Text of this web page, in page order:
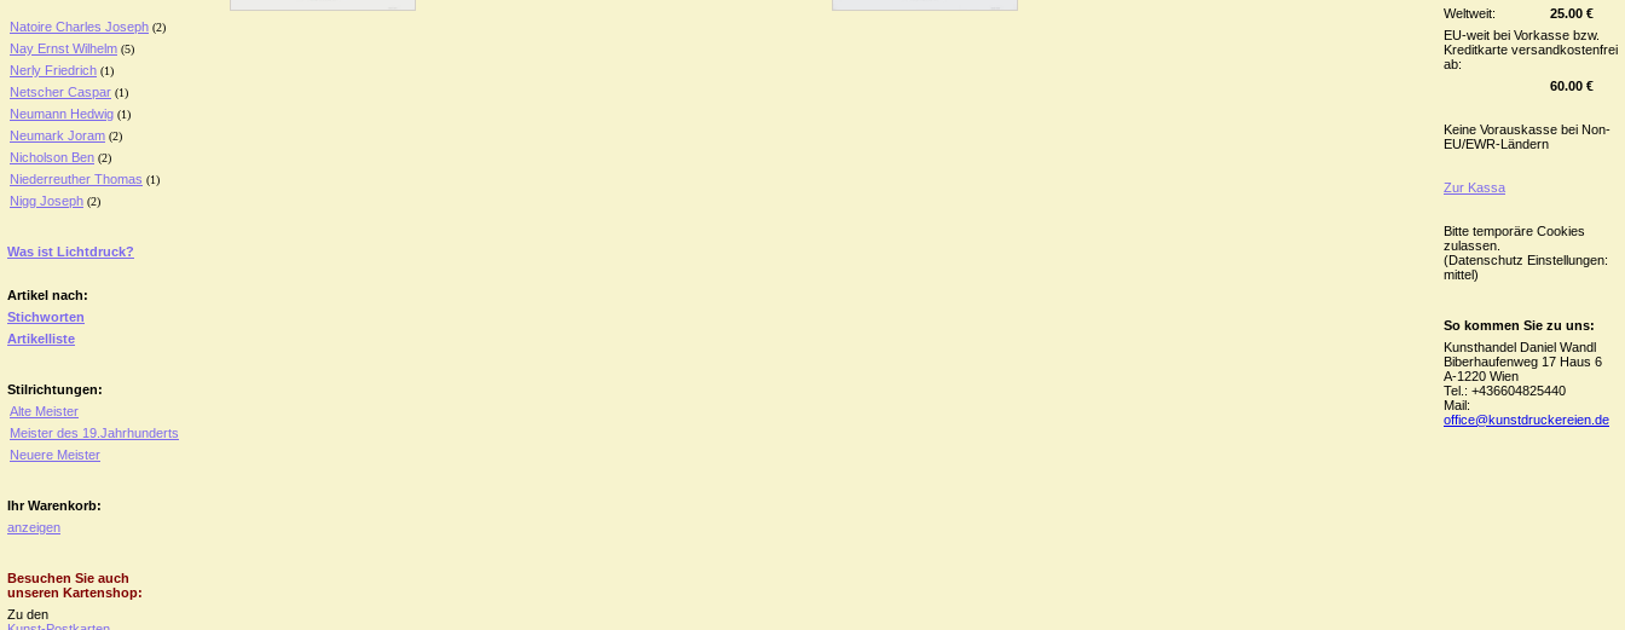
Natoire Charles Joseph (2)
Nay Ernst Wilhelm (5)
Nerly Friedrich (1)
Netscher Caspar (1)
Neumann Hedwig (1)
Neumark Joram (2)
Nicholson Ben (2)
Niederreuther Thomas (1)
Nigg Joseph (2)
Was ist Lichtdruck?
Artikel nach:
Stichworten
Artikelliste
Stilrichtungen:
Alte Meister
Meister des 19.Jahrhunderts
Neuere Meister
Ihr Warenkorb:
anzeigen
Besuchen Sie auch
unseren Kartenshop:
Zu den
Weltweit:
25.00 €
EU-weit bei Vorkasse bzw.
Kreditkarte versandkostenfrei
ab:
60.00 €
Keine Vorauskasse bei Non-
EU/EWR-Ländern
Zur Kassa
Bitte temporäre Cookies
zulassen.
(Datenschutz Einstellungen:
mittel)
So kommen Sie zu uns:
Kunsthandel Daniel Wandl
Biberhaufenweg 17 Haus 6
A-1220 Wien
Tel.: +436604825440
Mail:
office@kunstdruckereien.de